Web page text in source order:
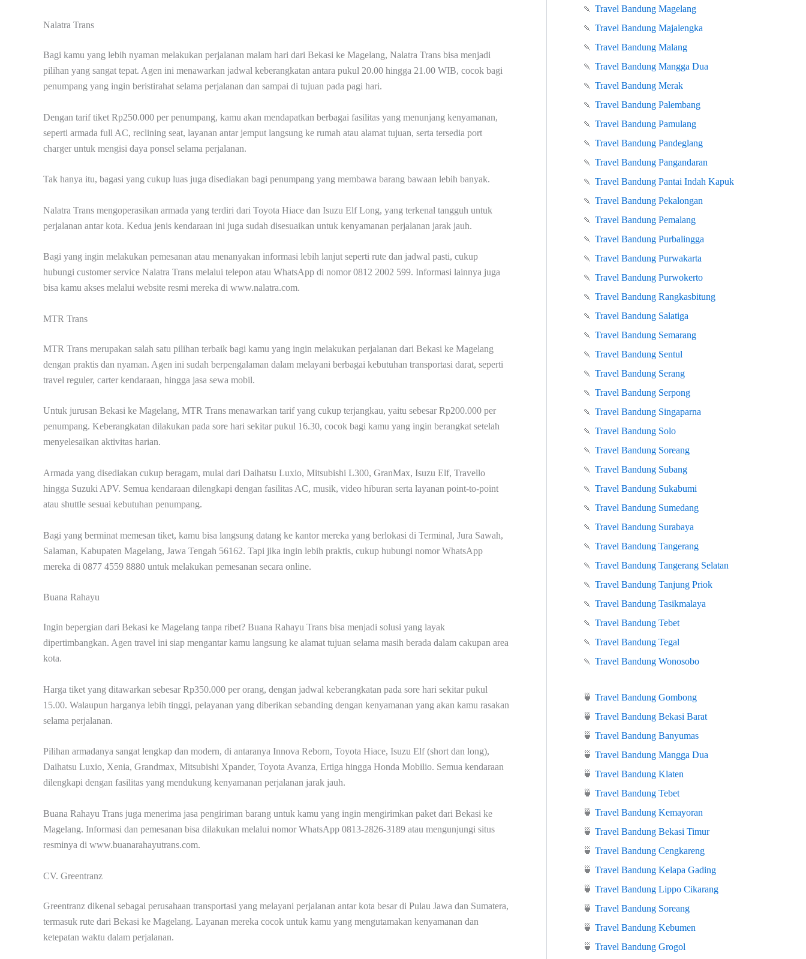
Nalatra Trans
Bagi kamu yang lebih nyaman melakukan perjalanan malam hari dari Bekasi ke Magelang, Nalatra Trans bisa menjadi
pilihan yang sangat tepat. Agen ini menawarkan jadwal keberangkatan antara pukul 20.00 hingga 21.00 WIB, cocok bagi
penumpang yang ingin beristirahat selama perjalanan dan sampai di tujuan pada pagi hari.
Dengan tarif tiket Rp250.000 per penumpang, kamu akan mendapatkan berbagai fasilitas yang menunjang kenyamanan,
seperti armada full AC, reclining seat, layanan antar jemput langsung ke rumah atau alamat tujuan, serta tersedia port
charger untuk mengisi daya ponsel selama perjalanan.
Tak hanya itu, bagasi yang cukup luas juga disediakan bagi penumpang yang membawa barang bawaan lebih banyak.
Nalatra Trans mengoperasikan armada yang terdiri dari Toyota Hiace dan Isuzu Elf Long, yang terkenal tangguh untuk
perjalanan antar kota. Kedua jenis kendaraan ini juga sudah disesuaikan untuk kenyamanan perjalanan jarak jauh.
Bagi yang ingin melakukan pemesanan atau menanyakan informasi lebih lanjut seperti rute dan jadwal pasti, cukup
hubungi customer service Nalatra Trans melalui telepon atau WhatsApp di nomor 0812 2002 599. Informasi lainnya juga
bisa kamu akses melalui website resmi mereka di www.nalatra.com.
MTR Trans
MTR Trans merupakan salah satu pilihan terbaik bagi kamu yang ingin melakukan perjalanan dari Bekasi ke Magelang
dengan praktis dan nyaman. Agen ini sudah berpengalaman dalam melayani berbagai kebutuhan transportasi darat, seperti
travel reguler, carter kendaraan, hingga jasa sewa mobil.
Untuk jurusan Bekasi ke Magelang, MTR Trans menawarkan tarif yang cukup terjangkau, yaitu sebesar Rp200.000 per
penumpang. Keberangkatan dilakukan pada sore hari sekitar pukul 16.30, cocok bagi kamu yang ingin berangkat setelah
menyelesaikan aktivitas harian.
Armada yang disediakan cukup beragam, mulai dari Daihatsu Luxio, Mitsubishi L300, GranMax, Isuzu Elf, Travello
hingga Suzuki APV. Semua kendaraan dilengkapi dengan fasilitas AC, musik, video hiburan serta layanan point-to-point
atau shuttle sesuai kebutuhan penumpang.
Bagi yang berminat memesan tiket, kamu bisa langsung datang ke kantor mereka yang berlokasi di Terminal, Jura Sawah,
Salaman, Kabupaten Magelang, Jawa Tengah 56162. Tapi jika ingin lebih praktis, cukup hubungi nomor WhatsApp
mereka di 0877 4559 8880 untuk melakukan pemesanan secara online.
Buana Rahayu
Ingin bepergian dari Bekasi ke Magelang tanpa ribet? Buana Rahayu Trans bisa menjadi solusi yang layak
dipertimbangkan. Agen travel ini siap mengantar kamu langsung ke alamat tujuan selama masih berada dalam cakupan area
kota.
Harga tiket yang ditawarkan sebesar Rp350.000 per orang, dengan jadwal keberangkatan pada sore hari sekitar pukul
15.00. Walaupun harganya lebih tinggi, pelayanan yang diberikan sebanding dengan kenyamanan yang akan kamu rasakan
selama perjalanan.
Pilihan armadanya sangat lengkap dan modern, di antaranya Innova Reborn, Toyota Hiace, Isuzu Elf (short dan long),
Daihatsu Luxio, Xenia, Grandmax, Mitsubishi Xpander, Toyota Avanza, Ertiga hingga Honda Mobilio. Semua kendaraan
dilengkapi dengan fasilitas yang mendukung kenyamanan perjalanan jarak jauh.
Buana Rahayu Trans juga menerima jasa pengiriman barang untuk kamu yang ingin mengirimkan paket dari Bekasi ke
Magelang. Informasi dan pemesanan bisa dilakukan melalui nomor WhatsApp 0813-2826-3189 atau mengunjungi situs
resminya di www.buanarahayutrans.com.
CV. Greentranz
Greentranz dikenal sebagai perusahaan transportasi yang melayani perjalanan antar kota besar di Pulau Jawa dan Sumatera,
termasuk rute dari Bekasi ke Magelang. Layanan mereka cocok untuk kamu yang mengutamakan kenyamanan dan
ketepatan waktu dalam perjalanan.
🍡 Travel Bandung Magelang
🍡 Travel Bandung Majalengka
🍡 Travel Bandung Malang
🍡 Travel Bandung Mangga Dua
🍡 Travel Bandung Merak
🍡 Travel Bandung Palembang
🍡 Travel Bandung Pamulang
🍡 Travel Bandung Pandeglang
🍡 Travel Bandung Pangandaran
🍡 Travel Bandung Pantai Indah Kapuk
🍡 Travel Bandung Pekalongan
🍡 Travel Bandung Pemalang
🍡 Travel Bandung Purbalingga
🍡 Travel Bandung Purwakarta
🍡 Travel Bandung Purwokerto
🍡 Travel Bandung Rangkasbitung
🍡 Travel Bandung Salatiga
🍡 Travel Bandung Semarang
🍡 Travel Bandung Sentul
🍡 Travel Bandung Serang
🍡 Travel Bandung Serpong
🍡 Travel Bandung Singaparna
🍡 Travel Bandung Solo
🍡 Travel Bandung Soreang
🍡 Travel Bandung Subang
🍡 Travel Bandung Sukabumi
🍡 Travel Bandung Sumedang
🍡 Travel Bandung Surabaya
🍡 Travel Bandung Tangerang
🍡 Travel Bandung Tangerang Selatan
🍡 Travel Bandung Tanjung Priok
🍡 Travel Bandung Tasikmalaya
🍡 Travel Bandung Tebet
🍡 Travel Bandung Tegal
🍡 Travel Bandung Wonosobo
🍵 Travel Bandung Gombong
🍵 Travel Bandung Bekasi Barat
🍵 Travel Bandung Banyumas
🍵 Travel Bandung Mangga Dua
🍵 Travel Bandung Klaten
🍵 Travel Bandung Tebet
🍵 Travel Bandung Kemayoran
🍵 Travel Bandung Bekasi Timur
🍵 Travel Bandung Cengkareng
🍵 Travel Bandung Kelapa Gading
🍵 Travel Bandung Lippo Cikarang
🍵 Travel Bandung Soreang
🍵 Travel Bandung Kebumen
🍵 Travel Bandung Grogol